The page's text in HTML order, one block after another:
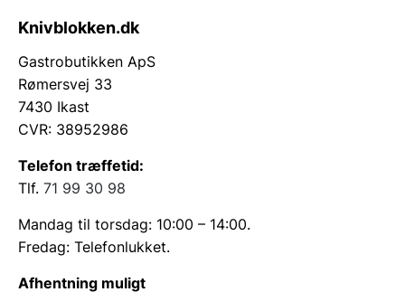
Knivblokken.dk
Gastrobutikken ApS
Rømersvej 33
7430 Ikast
CVR: 38952986
Telefon træffetid:
Tlf. 71 99 30 98
Mandag til torsdag: 10:00 – 14:00.
Fredag: Telefonlukket.
Afhentning muligt